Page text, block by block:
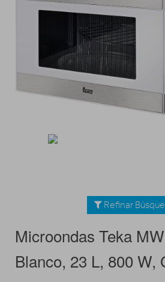
Refinar
Microondas Teka
Blanco, 23 L, 800 W,